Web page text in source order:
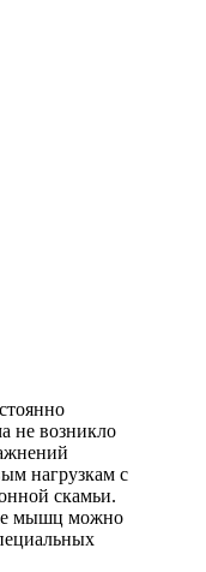
не возникло
нагрузкам с
скамьи.
мышц можно